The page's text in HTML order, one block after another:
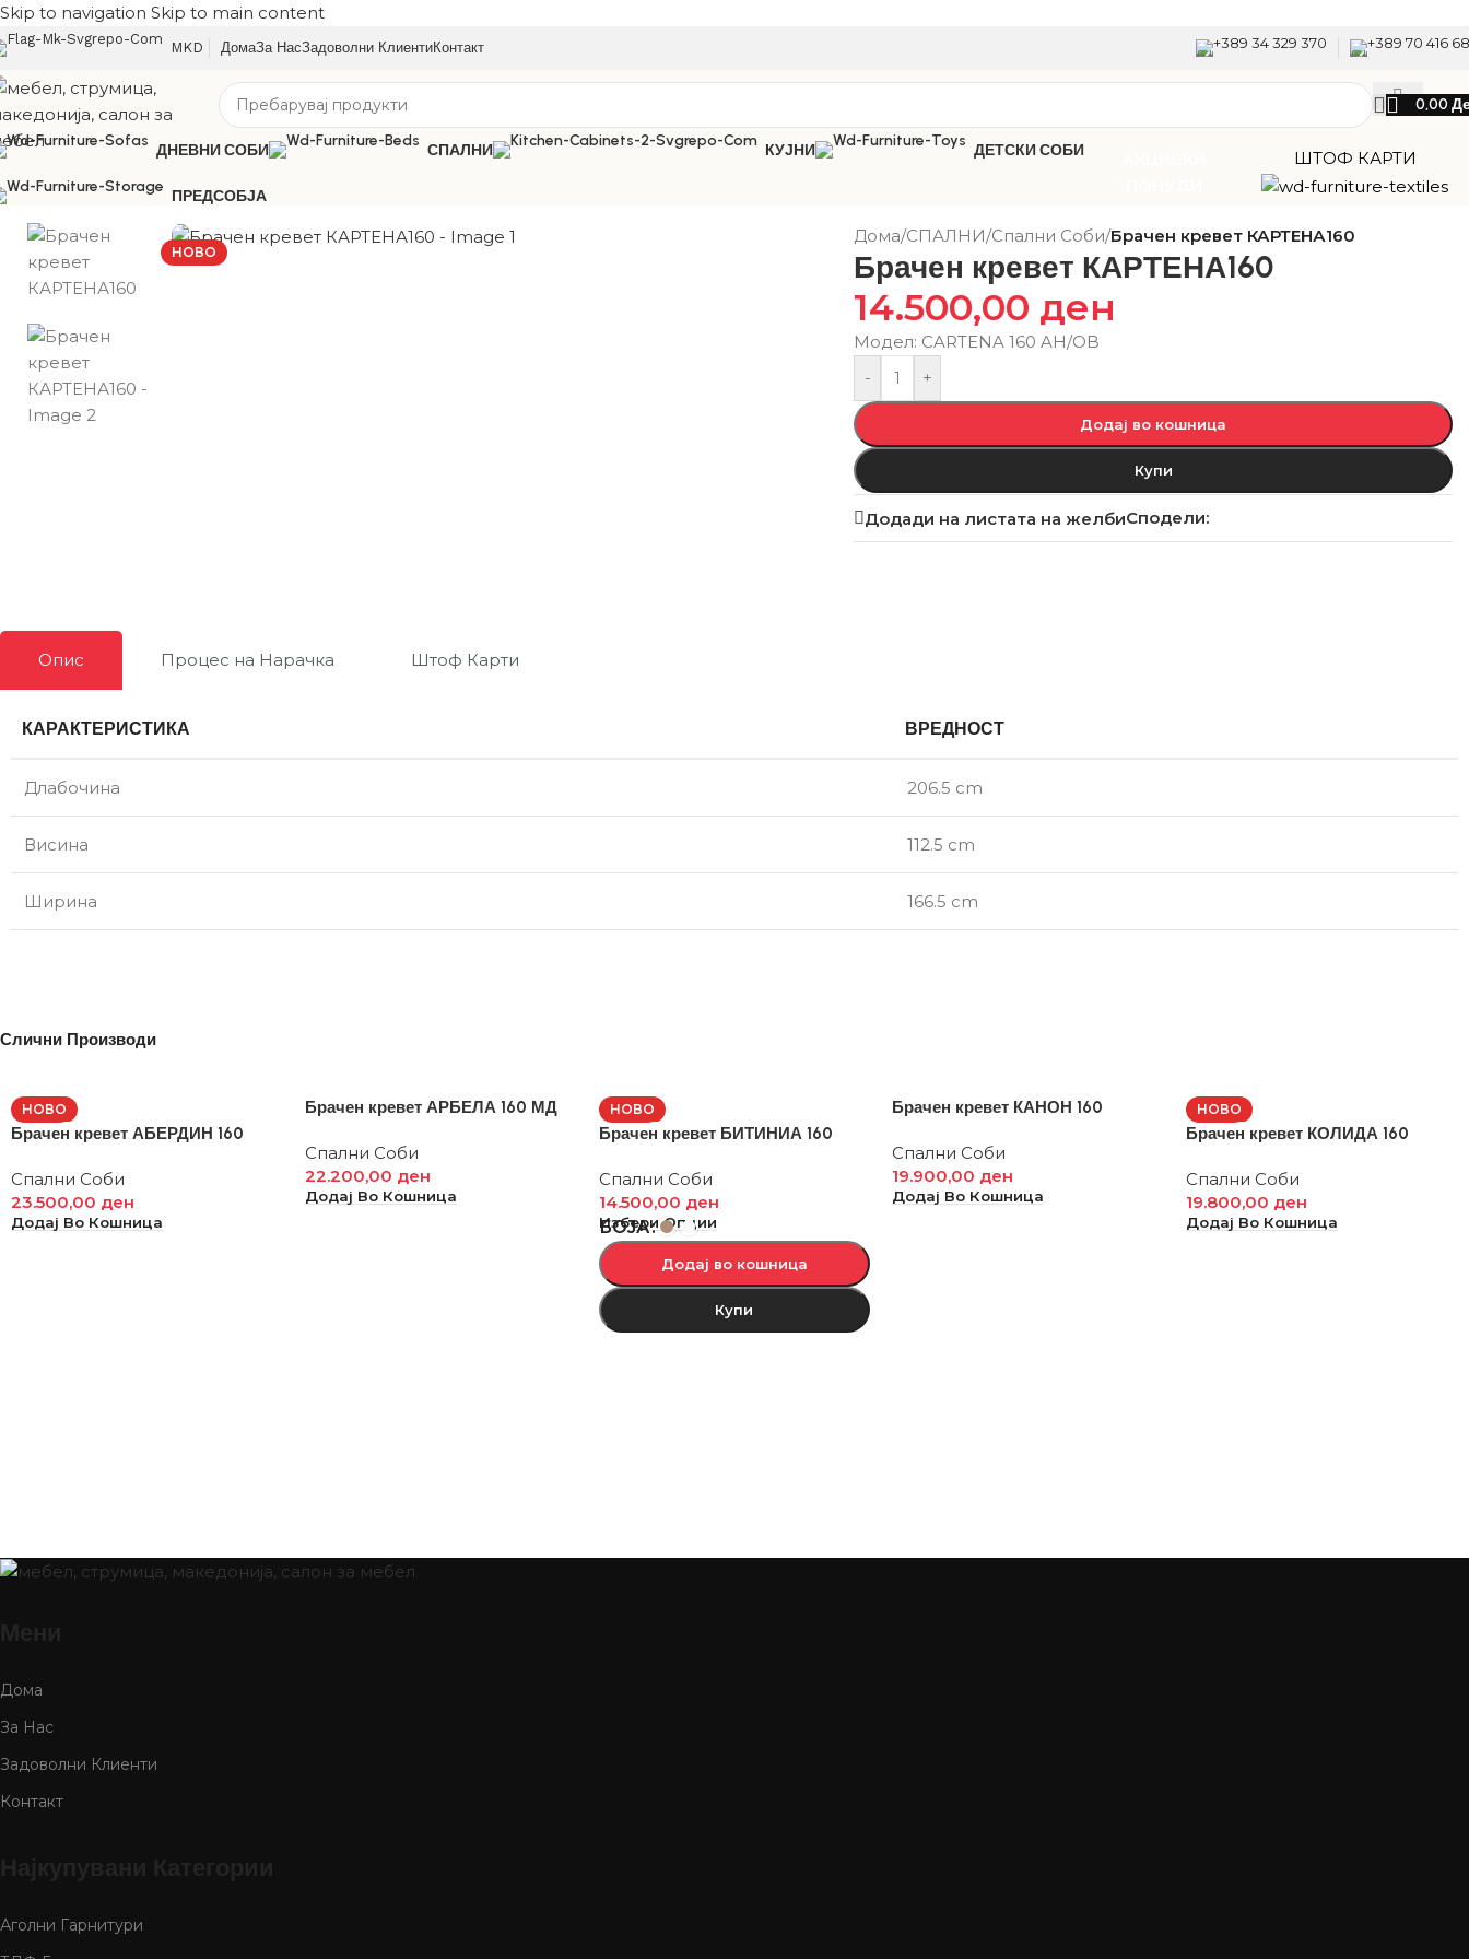
Skip to navigation Skip to main content
MKD ДомаЗа НасЗадоволни КлиентиКонтакт +389 34 329 370 +389 70 416
0,00
ДНЕВНИ СОБИ СПАЛНИ КУЈНИ ДЕТСКИ СОБИ
ПРЕДСОБЈА
ШТОФ КАРТИ
НОВО
Дома/СПАЛНИ/Спални Соби/Брачен кревет КАРТЕНА160
Брачен кревет КАРТЕНА160
14.500,00 ден
Модел: CARTENA 160 AH/OB
-
+
Додај во кошница
Купи
Додади на листата на желбиСподели:
Опис Процес на Нарачка Штоф Карти
КАРАКТЕРИСТИКА ВРЕДНОСТ
Длабочина 206.5 cm
Висина 112.5 cm
Ширина 166.5 cm
Слични Производи
НОВО
Брачен кревет АБЕРДИН 160
Спални Соби
23.500,00 ден
Додај Во Кошница
Брачен кревет АРБЕЛА 160 МД
Спални Соби
22.200,00 ден
Додај Во Кошница
НОВО
Брачен кревет БИТИНИА 160
Спални Соби
14.500,00 ден
Избери Опции
БОЈА
Додај во кошница
Купи
Брачен кревет КАНОН 160
Спални Соби
19.900,00 ден
Додај Во Кошница
НОВО
Брачен кревет КОЛИДА 160
Спални Соби
19.800,00 ден
Додај Во Кошница
Дома
За Нас
Задоволни Клиенти
Контакт
Аголни Гарнитури